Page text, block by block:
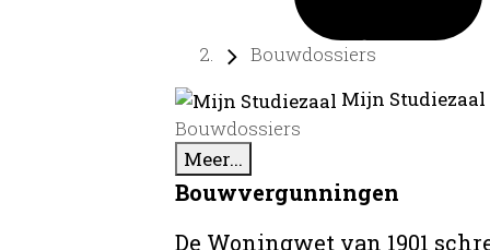
Bouwdossiers
Mijn
Bouwdossiers
Meer...
Bouwvergunningen
De Woningwet van 1901